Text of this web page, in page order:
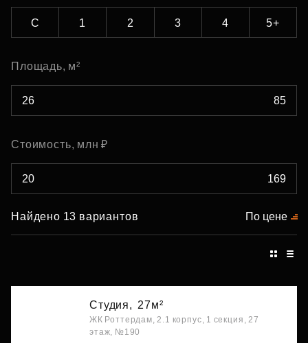
С 1 2 3 4 5+
Площадь, м²
Стоимость, млн ₽
Найдено 13 вариантов По цене
Студия, 27м²
ЖК Роттердам, 2.1 корпус, 1 секция, 27
этаж, №190